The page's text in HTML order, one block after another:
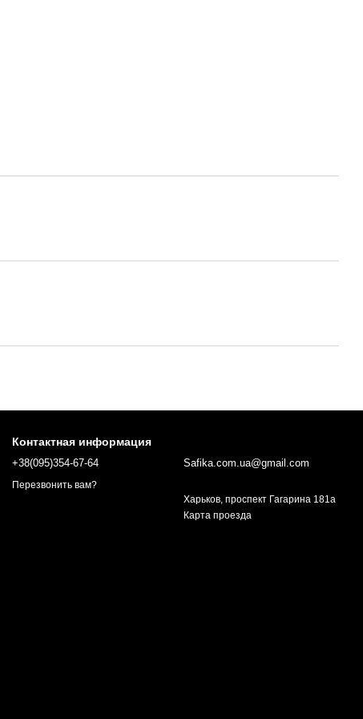
Контактная информация
+38(095)354-67-64
Перезвонить вам?
Safika.com.ua@gmail.com
Харьков, проспект Гагарина 181а
Карта проезда